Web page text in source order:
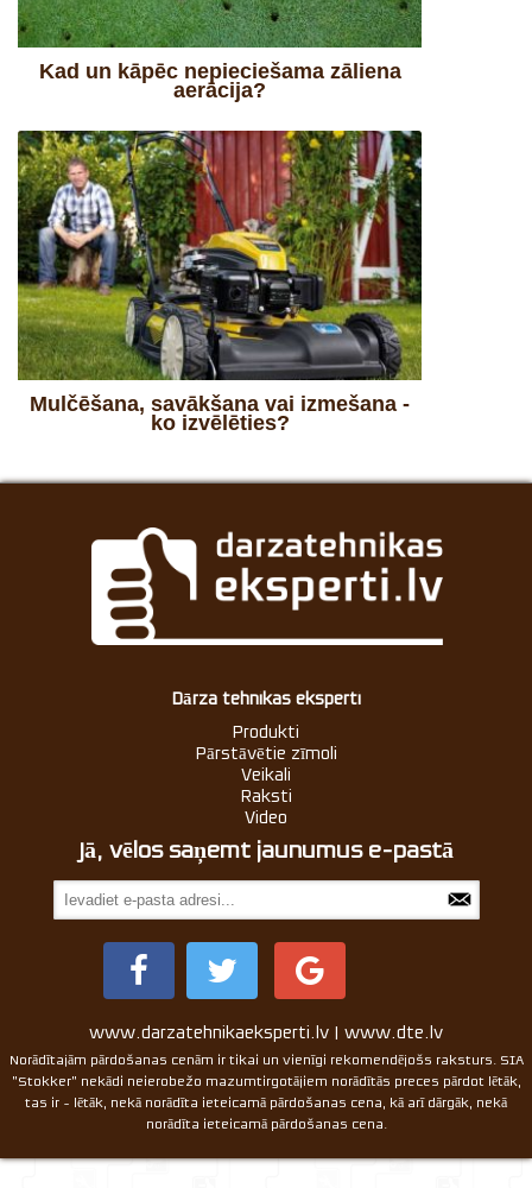
Kad un kāpēc nepieciešama zāliena
aerācija?
Mulčēšana, savākšana vai izmešana -
ko izvēlēties?
Dārza tehnikas eksperti
Produkti
Pārstāvētie zīmoli
Veikali
Raksti
Video
Jā, vēlos saņemt jaunumus e-pastā
www.darzatehnikaeksperti.lv | www.dte.lv
Norādītajām pārdošanas cenām ir tikai un vienīgi rekomendējošs raksturs. SIA
"Stokker" nekādi neierobežo mazumtirgotājiem norādītās preces pārdot lētāk,
tas ir - lētāk, nekā norādīta ieteicamā pārdošanas cena, kā arī dārgāk, nekā
norādīta ieteicamā pārdošanas cena.